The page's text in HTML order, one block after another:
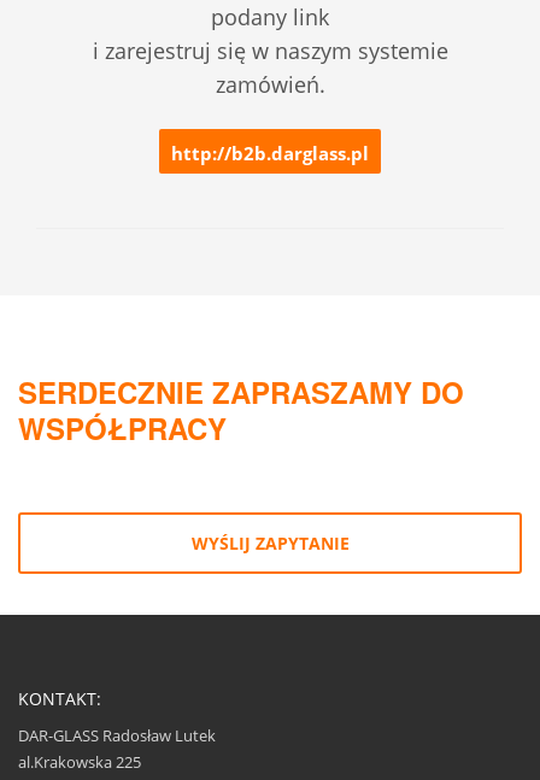
podany link
i zarejestruj się w naszym systemie
zamówień.
http://b2b.darglass.pl
SERDECZNIE ZAPRASZAMY DO
WSPÓŁPRACY
WYŚLIJ ZAPYTANIE
KONTAKT:
DAR-GLASS Radosław Lutek
al.Krakowska 225